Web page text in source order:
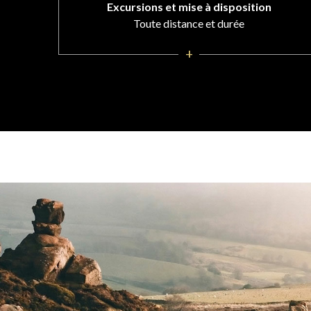
Excursions et mise à disposition
Toute distance et durée
+